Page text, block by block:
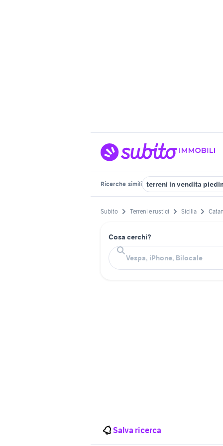
Ricerche simili terreni in vendita
Subito Terreni e rustici Sicilia
Cosa cerchi?
Salva ricerca